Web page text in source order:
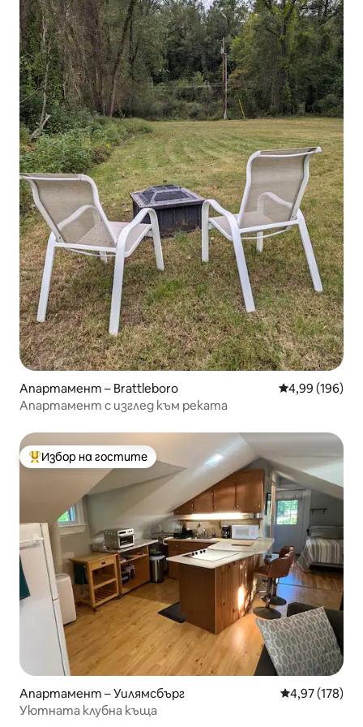
Апартамент – Brattleboro Средна
4,99 (196)
Апартамент с изглед към реката
Най-популярен избор на гостите
Избор на гостите
Апартамент – Уилямсбърг Средна
4,97 (178)
Уютната клубна къща